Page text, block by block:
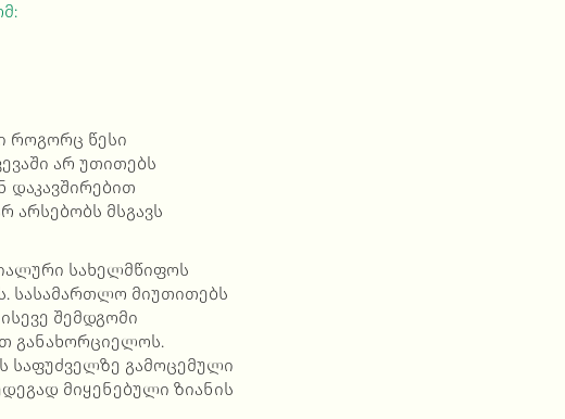
როგორც წესი
არ უთითებს
დაკავშირებით
არსებობს მსგავს
სახელმწიფოს
სასამართლო მიუთითებს
შემდგომი
განახორციელოს.
საფუძველზე გამოცემული
მიყენებული ზიანის